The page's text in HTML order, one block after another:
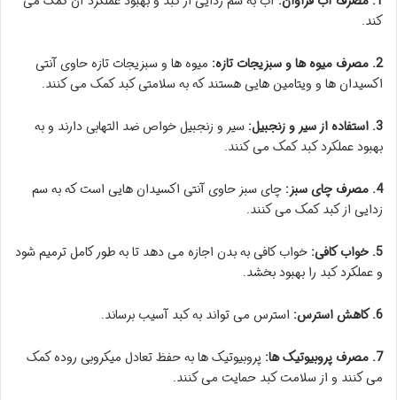
کند.
2. مصرف میوه ها و سبزیجات تازه:
میوه ها و سبزیجات تازه حاوی آنتی
اکسیدان ها و ویتامین هایی هستند که به سلامتی کبد کمک می کنند.
3. استفاده از سیر و زنجبیل:
سیر و زنجبیل خواص ضد التهابی دارند و به
بهبود عملکرد کبد کمک می کنند.
4. مصرف چای سبز:
چای سبز حاوی آنتی اکسیدان هایی است که به سم
زدایی از کبد کمک می کنند.
5. خواب کافی:
خواب کافی به بدن اجازه می دهد تا به طور کامل ترمیم شود
و عملکرد کبد را بهبود بخشد.
6. کاهش استرس: استرس می تواند به کبد آسیب برساند.
7. مصرف پروبیوتیک ها:
پروبیوتیک ها به حفظ تعادل میکروبی روده کمک
می کنند و از سلامت کبد حمایت می کنند.